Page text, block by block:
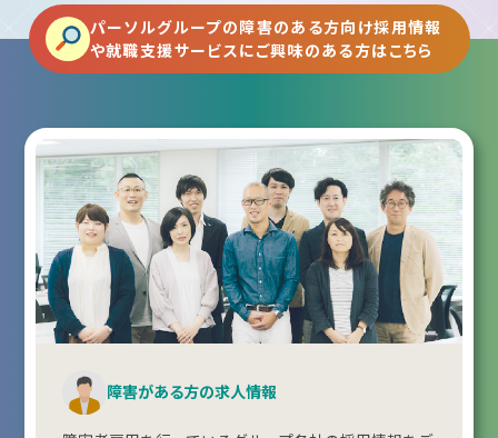
パーソルグループの障害のある方向け採用情報
や就職支援サービスにご興味のある方はこちら
障害がある方の求人情報